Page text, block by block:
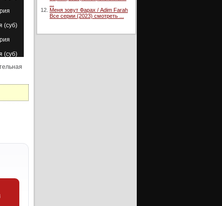
(суб)
(суб)
(суб)
Меня зовут Фарах / Adim Farah
Все серии (2023) смотреть ...